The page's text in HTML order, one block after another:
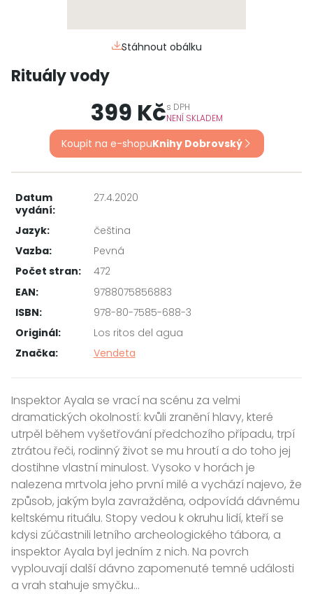
Stáhnout obálku
Rituály vody
399 Kčs DPH
NENÍ SKLADEM
Koupit na e-shopuKnihy Dobrovský
Datum
vydání:
27.4.2020
Jazyk:
čeština
Vazba:
Pevná
Počet stran:
472
EAN:
9788075856883
ISBN:
978-80-7585-688-3
Originál:
Los ritos del agua
Značka:
Vendeta
Inspektor Ayala se vrací na scénu za velmi
dramatických okolností: kvůli zranění hlavy, které
utrpěl během vyšetřování předchozího případu, trpí
ztrátou řeči, rodinný život se mu hroutí a do toho jej
dostihne vlastní minulost. Vysoko v horách je
nalezena mrtvola jeho první milé a vychází najevo, že
způsob, jakým byla zavražděna, odpovídá dávnému
keltskému rituálu. Stopy vedou k okruhu lidí, kteří se
kdysi zúčastnili letního archeologického tábora, a
inspektor Ayala byl jedním z nich. Na povrch
vyplouvají další dávno zapomenuté temné události
a vrah stahuje smyčku…